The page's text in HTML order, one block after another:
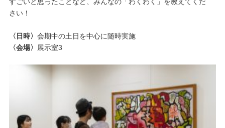
すごいと思ったことなど、みんなの「わくわく」を教えてくだ
さい！
〈日時〉 会期中の土日を中心に随時実施
〈会場〉 展示室3